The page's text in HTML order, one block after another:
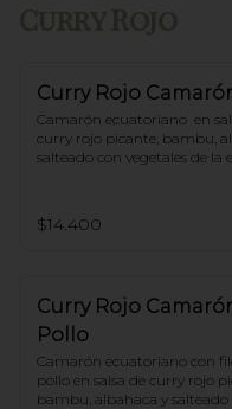
Curry Rojo
Curry Rojo
Camarón ecuatoriano  en
curry rojo picante, bambu,
salteado con vegetales de la
$14.400
Curry Rojo
Pollo
Camarón ecuatoriano con
pollo en salsa de curry rojo
bambu, albahaca y salteado